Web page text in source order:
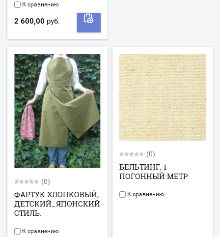
К сравнению
2 600,00 руб.
(0)
ФАРТУК ХЛОПКОВЫЙ,
ДЕТСКИЙ_ЯПОНСКИЙ
СТИЛЬ.
К сравнению
(0)
БЕЛЬТИНГ, 1
ПОГОННЫЙ МЕТР
К сравнению